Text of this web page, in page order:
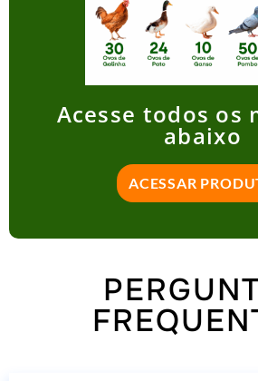
Acesse todos os
abaixo
ACESSAR